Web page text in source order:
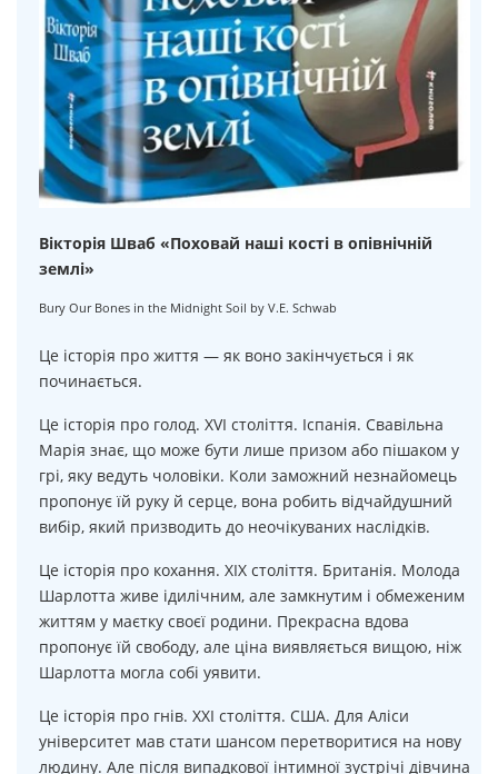
Вікторія Шваб «Поховай наші кості в опівнічній
землі»
Bury Our Bones in the Midnight Soil by V.E. Schwab
Це історія про життя — як воно закінчується і як
починається.
Це історія про голод. XVI століття. Іспанія. Свавільна
Марія знає, що може бути лише призом або пішаком у
грі, яку ведуть чоловіки. Коли заможний незнайомець
пропонує їй руку й серце, вона робить відчайдушний
вибір, який призводить до неочікуваних наслідків.
Це історія про кохання. XIX століття. Британія. Молода
Шарлотта живе ідилічним, але замкнутим і обмеженим
життям у маєтку своєї родини. Прекрасна вдова
пропонує їй свободу, але ціна виявляється вищою, ніж
Шарлотта могла собі уявити.
Це історія про гнів. XXI століття. США. Для Аліси
університет мав стати шансом перетворитися на нову
людину. Але після випадкової інтимної зустрічі дівчина